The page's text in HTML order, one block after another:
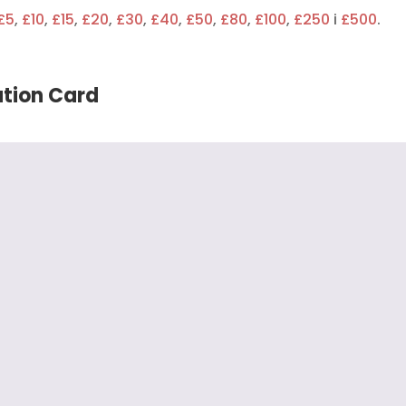
, £10, £15, £20, £30, £40, £50, £80, £100, £250 i £500.
Card